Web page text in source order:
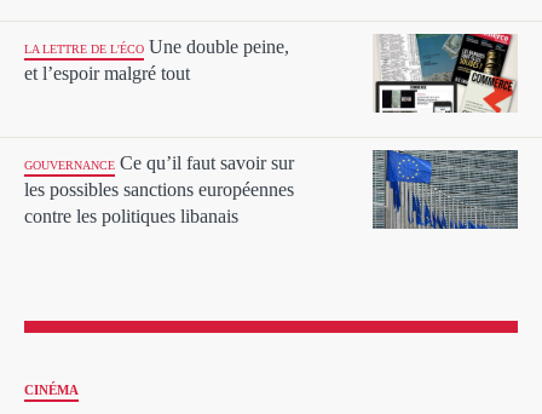
LA LETTRE DE L'ÉCO Une double peine,
et l’espoir malgré tout
GOUVERNANCE Ce qu’il faut savoir sur
les possibles sanctions européennes
contre les politiques libanais
CINÉMA